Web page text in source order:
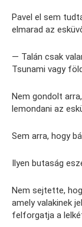
Pavel el sem
elmarad az
— Talán csak
Tsunami vagy
Nem gondolt
lemondani az
Sem arra, hogy
Ilyen butaság
Nem sejtette,
amely valakinek
felforgatja a